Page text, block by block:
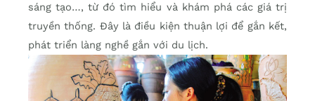
sáng tạo…, từ đó tìm hiểu và khám phá các giá trị
truyền thống. Đây là điều kiện thuận lợi để gắn kết,
phát triển làng nghề gắn với du lịch.